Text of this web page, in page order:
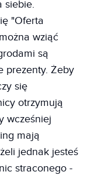
siebie.
"Oferta
wziąć
są
prezenty. Żeby
się
otrzymują
wcześniej
mają
jednak jesteś
straconego -